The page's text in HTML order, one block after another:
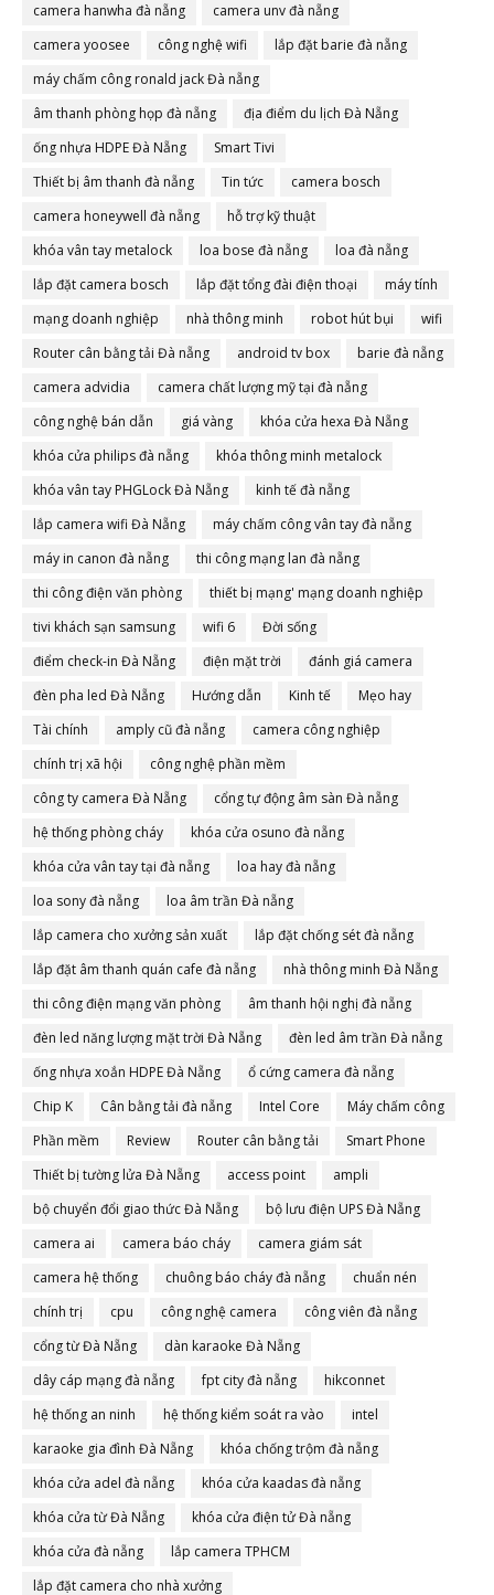
camera hanwha đà nẵng
camera unv đà nẵng
camera yoosee
công nghệ wifi
lắp đặt barie đà nẵng
máy chấm công ronald jack Đà nẵng
âm thanh phòng họp đà nẵng
địa điểm du lịch Đà Nẵng
ống nhựa HDPE Đà Nẵng
Smart Tivi
Thiết bị âm thanh đà nẵng
Tin tức
camera bosch
camera honeywell đà nẵng
hỗ trợ kỹ thuật
khóa vân tay metalock
loa bose đà nẵng
loa đà nẵng
lắp đặt camera bosch
lắp đặt tổng đài điện thoại
máy tính
mạng doanh nghiệp
nhà thông minh robot hút bụi
wifi
Router cân bằng tải Đà nẵng
android tv box
barie đà nẵng
camera advidia
camera chất lượng mỹ tại đà nẵng
công nghệ bán dẫn
giá vàng
khóa cửa hexa Đà Nẵng
khóa cửa philips đà nẵng
khóa thông minh metalock
khóa vân tay PHGLock Đà Nẵng
kinh tế đà nẵng
lắp camera wifi Đà Nẵng
máy chấm công vân tay đà nẵng
máy in canon đà nẵng
thi công mạng lan đà nẵng
thi công điện văn phòng
thiết bị mạng' mạng doanh nghiệp
tivi khách sạn samsung
wifi 6
Đời sống
điểm check-in Đà Nẵng
điện mặt trời
đánh giá camera
đèn pha led Đà Nẵng
Hướng dẫn Kinh tế
Mẹo hay
Tài chính
amply cũ đà nẵng
camera công nghiệp
chính trị xã hội
công nghệ phần mềm
công ty camera Đà Nẵng
cổng tự động âm sàn Đà nẵng
hệ thống phòng cháy
khóa cửa osuno đà nẵng
khóa cửa vân tay tại đà nẵng
loa hay đà nẵng
loa sony đà nẵng
loa âm trần Đà nẵng
lắp camera cho xưởng sản xuất
lắp đặt chống sét đà nẵng
lắp đặt âm thanh quán cafe đà nẵng
nhà thông minh Đà Nẵng
thi công điện mạng văn phòng
âm thanh hội nghị đà nẵng
đèn led năng lượng mặt trời Đà Nẵng
đèn led âm trần Đà nẵng
ống nhựa xoắn HDPE Đà Nẵng
ổ cứng camera đà nẵng
Chip K
Cân bằng tải đà nẵng Intel Core
Máy chấm công
Phần mềm
Review Router cân bằng tải
Smart Phone
Thiết bị tường lửa Đà Nẵng
access point
ampli
bộ chuyển đổi giao thức Đà Nẵng
bộ lưu điện UPS Đà Nẵng
camera ai
camera báo cháy
camera giám sát
camera hệ thống
chuông báo cháy đà nẵng
chuẩn nén
chính trị
cpu công nghệ camera
công viên đà nẵng
cổng từ Đà Nẵng
dàn karaoke Đà Nẵng
dây cáp mạng đà nẵng
fpt city đà nẵng
hikconnet
hệ thống an ninh
hệ thống kiểm soát ra vào
intel
karaoke gia đình Đà Nẵng
khóa chống trộm đà nẵng
khóa cửa adel đà nẵng
khóa cửa kaadas đà nẵng
khóa cửa từ Đà Nẵng
khóa cửa điện tử Đà nẵng
khóa cửa đà nẵng
lắp camera TPHCM
lắp đặt camera cho nhà xưởng